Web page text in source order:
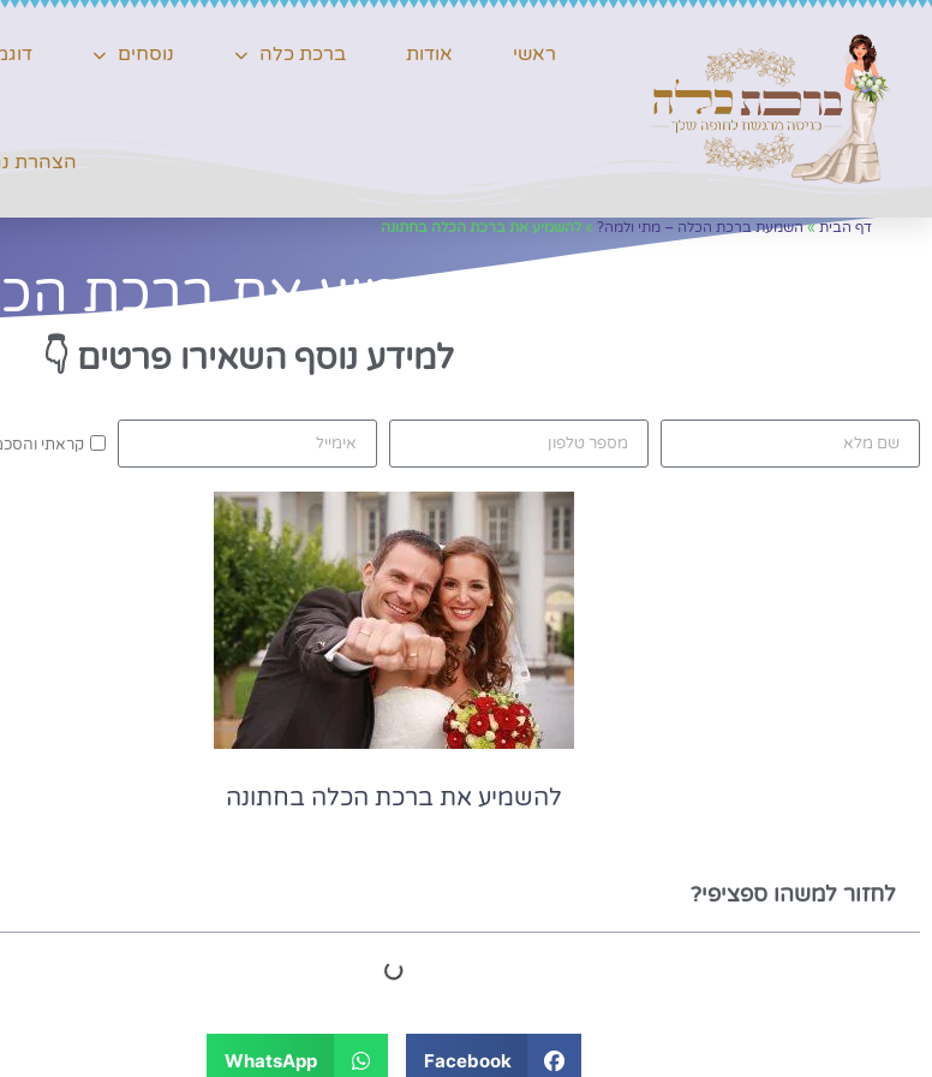
ראשי אודות ברכת כלה נוסחים
הצהרת
דף הבית»השמעת ברכת הכלה – מתי ולמה? »להשמיע את ברכת הכלה בחתונה
להשמיע את ברכת
למידע נוסף השאירו פרטים 👇
קראתי
להשמיע את ברכת הכלה בחתונה
לחזור למשהו ספציפי?
Facebook
WhatsApp